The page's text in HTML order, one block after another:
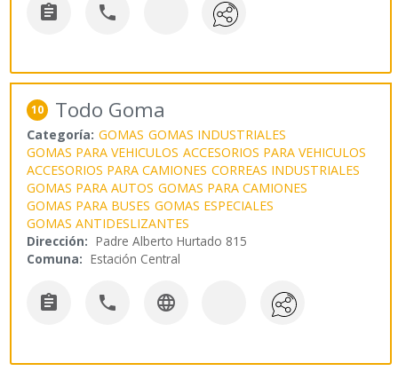
 
10 Todo Goma
Categoría: GOMAS GOMAS INDUSTRIALES
GOMAS PARA VEHICULOS ACCESORIOS PARA VEHICULOS
ACCESORIOS PARA CAMIONES CORREAS INDUSTRIALES
GOMAS PARA AUTOS GOMAS PARA CAMIONES
GOMAS PARA BUSES GOMAS ESPECIALES
GOMAS ANTIDESLIZANTES
Dirección: Padre Alberto Hurtado 815
Comuna: Estación Central
  